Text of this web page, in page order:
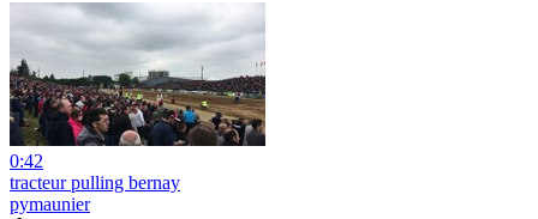
0:42
tracteur pulling bernay
pymaunier